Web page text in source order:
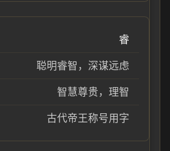
睿
聪明睿智，深谋远虑
智慧尊贵，理智
古代帝王称号用字